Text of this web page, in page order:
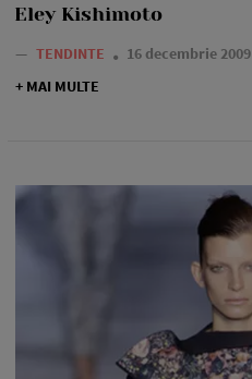
Eley Kishimoto
— TENDINTE
16 decembrie 2009
+ MAI MULTE